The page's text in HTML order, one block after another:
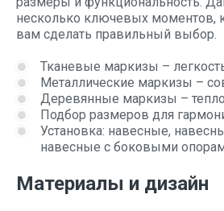
несколько ключевых моментов,
вам сделать правильный выбор.
Тканевые маркизы –
Металлические маркизы –
Деревянные маркизы –
Подбор размеров для
Установка: навесные,
навесные с боковыми
Материалы и дизайн